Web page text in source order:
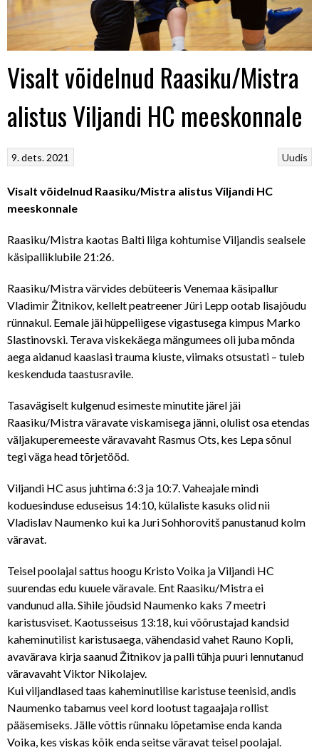
Visalt võidelnud Raasiku/Mistra
alistus Viljandi HC meeskonnale
Uudis
9. dets. 2021
Visalt võidelnud Raasiku/Mistra alistus Viljandi HC
meeskonnale
Raasiku/Mistra kaotas Balti liiga kohtumise Viljandis sealsele
käsipalliklubile 21:26.
Raasiku/Mistra värvides debüteeris Venemaa käsipallur
Vladimir Žitnikov, kellelt peatreener Jüri Lepp ootab lisajõudu
rünnakul. Eemale jäi hüppeliigese vigastusega kimpus Marko
Slastinovski. Terava viskekäega mängumees oli juba mõnda
aega aidanud kaaslasi trauma kiuste, viimaks otsustati – tuleb
keskenduda taastusravile.
Tasavägiselt kulgenud esimeste minutite järel jäi
Raasiku/Mistra väravate viskamisega jänni, olulist osa etendas
väljakuperemeeste väravavaht Rasmus Ots, kes Lepa sõnul
tegi väga head tõrjetööd.
Viljandi HC asus juhtima 6:3 ja 10:7. Vaheajale mindi
koduesinduse eduseisus 14:10, külaliste kasuks olid nii
Vladislav Naumenko kui ka Juri Sohhorovitš panustanud kolm
väravat.
Teisel poolajal sattus hoogu Kristo Voika ja Viljandi HC
suurendas edu kuuele väravale. Ent Raasiku/Mistra ei
vandunud alla. Sihile jõudsid Naumenko kaks 7 meetri
karistusviset. Kaotusseisus 13:18, kui võõrustajad kandsid
kaheminutilist karistusaega, vähendasid vahet Rauno Kopli,
avavärava kirja saanud Žitnikov ja palli tühja puuri lennutanud
väravavaht Viktor Nikolajev.
Kui viljandlased taas kaheminutilise karistuse teenisid, andis
Naumenko tabamus veel kord lootust tagaajaja rollist
pääsemiseks. Jälle võttis rünnaku lõpetamise enda kanda
Voika, kes viskas kõik enda seitse väravat teisel poolajal.